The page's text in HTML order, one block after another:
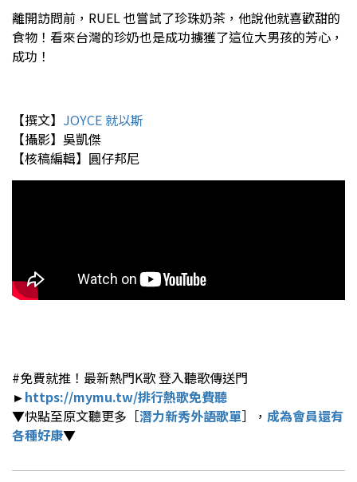
離開訪問前，RUEL 也嘗試了珍珠奶茶，他說他就喜歡甜的
食物！看來台灣的珍奶也是成功擄獲了這位大男孩的芳心，
成功！
【撰文】 JOYCE 就以斯
【攝影】吳凱傑
【核稿編輯】圓仔邦尼
#免費就推！最新熱門K歌 登入聽歌傳送門
►https://mymu.tw/排行熱歌免費聽
▼快點至原文聽更多［潛力新秀外語歌單］， 成為會員還有
各種好康▼